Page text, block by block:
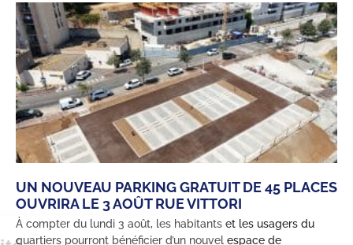
UN NOUVEAU PARKING GRATUIT DE 45 PLACES
OUVRIRA LE 3 AOÛT RUE VITTORI
À compter du lundi 3 août, les habitants et les usagers du
quartiers pourront bénéficier d’un nouvel espace de